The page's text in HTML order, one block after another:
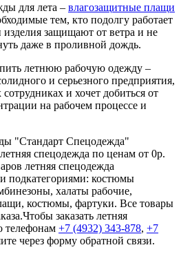
для лета – влагозащитные плащи
тем, кто подолгу работает
защищают от ветра и не
даже в проливной дождь.
летнюю рабочую одежду –
и серьезного предприятия,
сотрудниках и хочет добиться от
на рабочем процессе и
"Стандарт Спецодежда"
спецодежда по ценам от 0р.
летняя спецодежда
подкатегориями: костюмы
халаты рабочие,
костюмы, фартуки. Все товары
заказать летняя
телефонам +7 (4932) 343-878, +7
через форму обратной связи.